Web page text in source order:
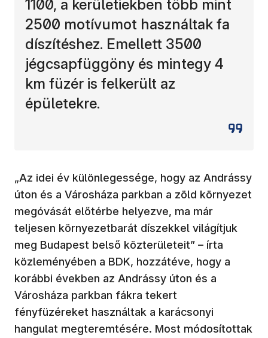
1100, a kerületiekben több mint
2500 motívumot használtak fa
díszítéshez. Emellett 3500
jégcsapfüggöny és mintegy 4
km füzér is felkerült az
épületekre.
„Az idei év különlegessége, hogy az Andrássy
úton és a Városháza parkban a zöld környezet
megóvását előtérbe helyezve, ma már
teljesen környezetbarát díszekkel világítjuk
meg Budapest belső közterületeit” – írta
közleményében a BDK, hozzátéve, hogy a
korábbi években az Andrássy úton és a
Városháza parkban fákra tekert
fényfüzéreket használtak a karácsonyi
hangulat megteremtésére. Most módosítottak